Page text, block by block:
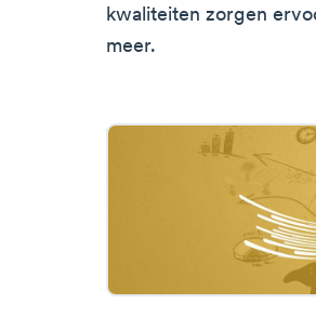
kwaliteiten zorgen
meer.